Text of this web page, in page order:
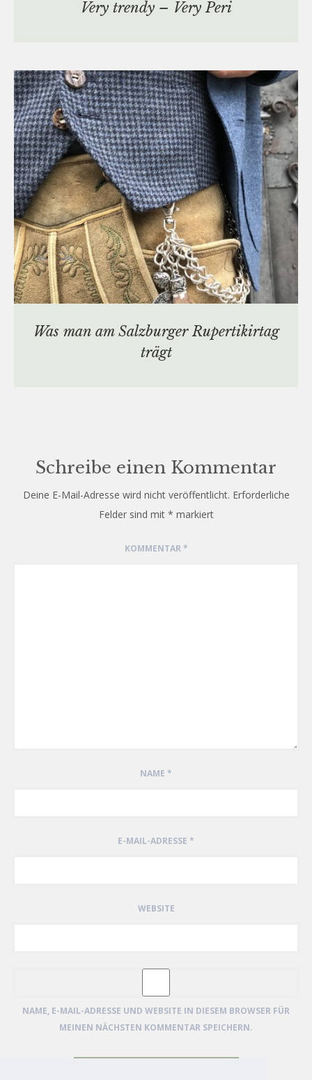
Very trendy – Very Peri
Was man am Salzburger Rupertikirtag
trägt
Schreibe einen Kommentar
Deine E-Mail-Adresse wird nicht veröffentlicht. Erforderliche
Felder sind mit * markiert
KOMMENTAR*
NAME *
E-MAIL-ADRESSE *
WEBSITE
NAME, E-MAIL-ADRESSE UND WEBSITE IN DIESEM BROWSER FÜR
MEINEN NÄCHSTEN KOMMENTAR SPEICHERN.